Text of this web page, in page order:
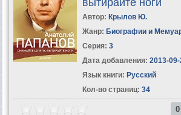
Автор: Крылов Ю.
Жанр: Биографии и
Серия: 3
Дата добавления: 2013-09-
Язык книги: Русский
Кол-во страниц: 34
0